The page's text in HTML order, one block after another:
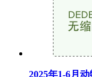
2025年1-6月